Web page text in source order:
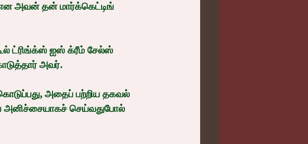
என அவன் தன் மார்க்கெட்டிங்
அவர்.
செய்வதுபோல்